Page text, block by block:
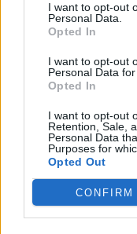
I want to opt-out
Personal Data.
Opted In
I want to opt-out
Personal Data
Opted In
I want to opt-out
Retention, Sale,
Personal Data
Purposes for
Opted Out
CONFIRM
black: Η γήινη
τάση στα μαγιό
που ταιριάζει σε
όλες τις
επιδερμίδες
01.07.2026